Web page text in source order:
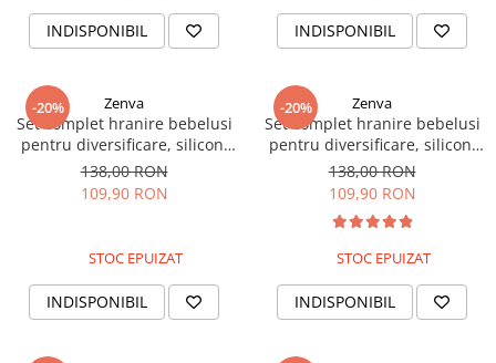
Rascals
Rainbocorns
Smile Games
Sparkle Girlz
Stumble Guys
Zenva-Auto
Lanard Toys
INDISPONIBIL INDISPONIBIL
-20% Zenva
Set complet hranire bebelusi
pentru diversificare, silicon,
fara BPA, 13 piese, Roz
138,00 RON
109,90 RON
STOC EPUIZAT
INDISPONIBIL
-20% Zenva
Set complet hranire bebelusi
pentru diversificare, silicon,
fara BPA, 13 piese, Albastru
138,00 RON
109,90 RON
STOC EPUIZAT
INDISPONIBIL